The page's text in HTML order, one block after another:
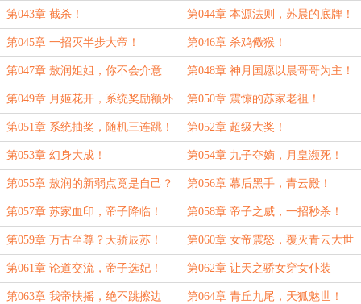
励！
第043章 截杀！ 第044章 本源法则，苏晨的底牌！
第045章 一招灭半步大帝！ 第046章 杀鸡儆猴！
第047章 敖润姐姐，你不会介意
吧？
第048章 神月国愿以晨哥哥为主！
第049章 月姬花开，系统奖励额外
抽奖！
第050章 震惊的苏家老祖！
第051章 系统抽奖，随机三连跳！ 第052章 超级大奖！
第053章 幻身大成！ 第054章 九子夺嫡，月皇濒死！
第055章 敖润的新弱点竟是自己？ 第056章 幕后黑手，青云殿！
第057章 苏家血印，帝子降临！ 第058章 帝子之威，一招秒杀！
第059章 万古至尊？天骄辰苏！ 第060章 女帝震怒，覆灭青云大世
界！
第061章 论道交流，帝子选妃！ 第062章 让天之骄女穿女仆装
第063章 我帝扶摇，绝不跳擦边 第064章 青丘九尾，天狐魅世！